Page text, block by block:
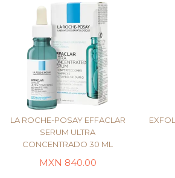
AÑADIR AL CARRITO
LA ROCHE-POSAY EFFACLAR
SERUM ULTRA
CONCENTRADO 30 ML
840.00